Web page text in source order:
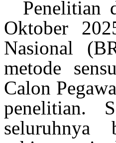
Penelitian
Oktober
Nasional
metode
Calon
penelitian.
seluruhnya